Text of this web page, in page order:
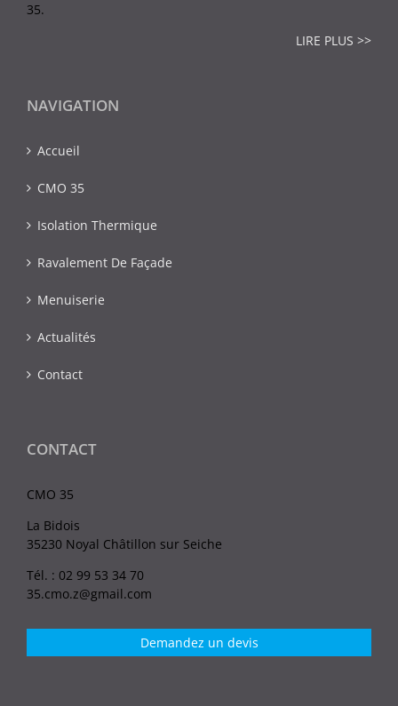
35.
LIRE PLUS >>
NAVIGATION
Accueil
CMO 35
Isolation Thermique
Ravalement De Façade
Menuiserie
Actualités
Contact
CONTACT
CMO 35
La Bidois
35230 Noyal Châtillon sur Seiche
Tél. : 02 99 53 34 70
35.cmo.z@gmail.com
Demandez un devis